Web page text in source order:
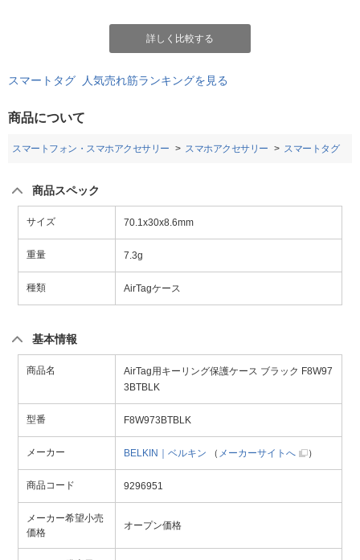
詳しく比較する
スマートタグ 人気売れ筋ランキングを見る
商品について
スマートフォン・スマホアクセサリー スマホアクセサリー スマートタグ
商品スペック
サイズ 70.1x30x8.6mm
重量 7.3g
種類 AirTagケース
基本情報
商品名
AirTag用キーリング保護ケース ブラック F8W97
3BTBLK
型番 F8W973BTBLK
メーカー BELKIN｜ベルキン （ メーカーサイトへ ）
商品コード 9296951
メーカー希望小売
価格
オープン価格